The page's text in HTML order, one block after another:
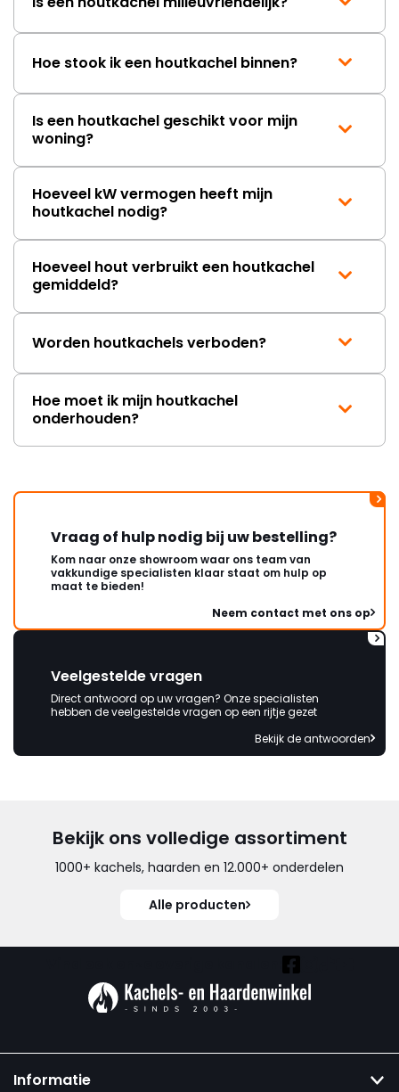
Hoe stook ik een houtkachel binnen?
Is een houtkachel geschikt voor mijn
woning?
Hoeveel kW vermogen heeft mijn
houtkachel nodig?
Hoeveel hout verbruikt een houtkachel
gemiddeld?
Worden houtkachels verboden?
Hoe moet ik mijn houtkachel
onderhouden?
Vraag of hulp nodig bij uw bestelling?
Kom naar onze showroom waar ons team van
vakkundige specialisten klaar staat om hulp op
maat te bieden!
Neem contact met ons op
Veelgestelde vragen
Direct antwoord op uw vragen? Onze specialisten
hebben de veelgestelde vragen op een rijtje gezet
Bekijk de antwoorden
Bekijk ons volledige assortiment
1000+ kachels, haarden en 12.000+ onderdelen
Alle producten
Informatie